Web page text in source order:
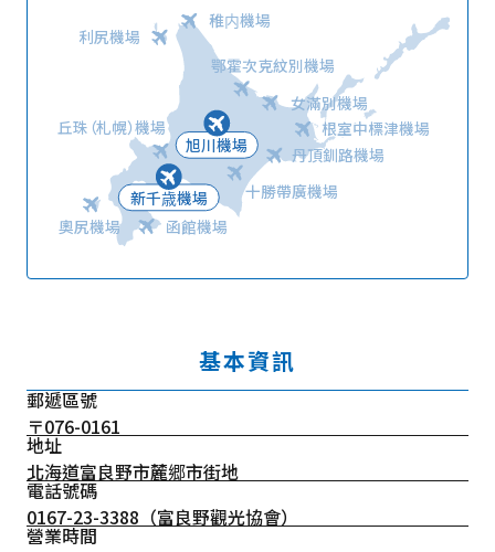
新千歳機場
丘珠（札幌）機場
函館機場
奧尻機場
旭川機場
稚内機場
利尻機場
鄂霍次克紋別機場
女滿別機場
根室中標津機場
丹頂釧路機場
十勝帶廣機場
基本資訊
郵遞區號
〒076-0161
地址
北海道富良野市麓郷市街地
電話號碼
0167-23-3388 （富良野觀光協會）
營業時間